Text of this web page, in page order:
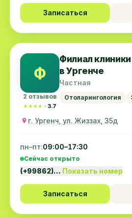
Записаться
Ф
2 отзывов
★★★★★
★★★★★3.7
Филиал
в Ургенче
Частная
Отоларингология
г. Ургенч, ул. Жиззах, 35д
пн–пт:09:00–17:30
Сейчас открыто
(+99862)… Показать номер
Записаться